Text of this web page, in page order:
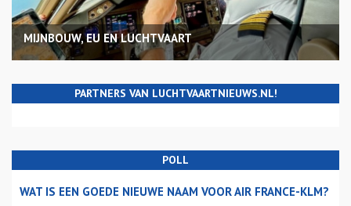
MIJNBOUW, EU EN LUCHTVAART
PARTNERS VAN LUCHTVAARTNIEUWS.NL!
POLL
WAT IS EEN GOEDE NIEUWE NAAM VOOR AIR FRANCE-KLM?